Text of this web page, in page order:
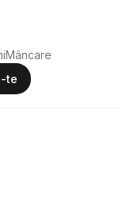
Mâncare
te